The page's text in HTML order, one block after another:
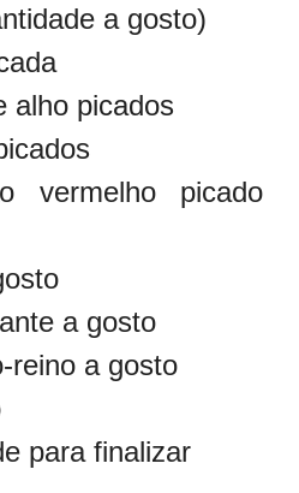
a gosto)
alho picados
vermelho picado
a gosto
reino a gosto
para finalizar